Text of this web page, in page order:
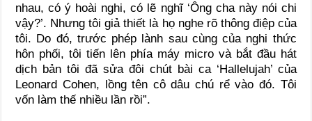
nhau, có ý hoài nghi, có lẽ nghĩ ‘Ông cha này nói chi
vậy?’. Nhưng tôi giả thiết là họ nghe rõ thông điệp của
tôi. Do đó, trước phép lành sau cùng của nghi thức
hôn phối, tôi tiến lên phía máy micro và bắt đầu hát
dịch bản tôi đã sửa đôi chút bài ca ‘Hallelujah’ của
Leonard Cohen, lồng tên cô dâu chú rể vào đó. Tôi
vốn làm thế nhiều lần rồi”.